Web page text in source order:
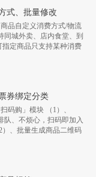
式、批量修改
品自定义消费方式/物流
同城外卖、店内食堂、到
定商品只支持某种消费
券绑定分类
码购」模块 （1）、
队、不烦心，扫码即加入
、批量生成商品二维码